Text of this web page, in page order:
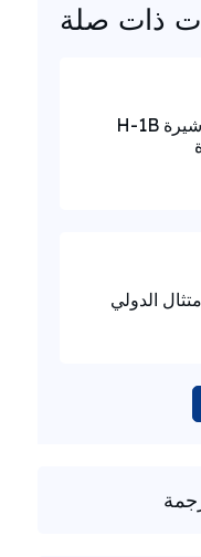
ذات صلة
الترجمة الإندونيسية لطلبات تأشيرة H-1B
الدولي